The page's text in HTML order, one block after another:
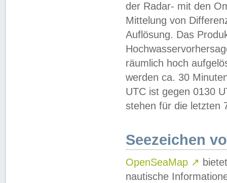
der Radar- mit den
Mittelung von
Auflösung. Das
räumlich hoch
werden ca. 30
UTC ist gegen 0130
stehen für die letzten
Seezeichen
OpenSeaMap ↗
nautische